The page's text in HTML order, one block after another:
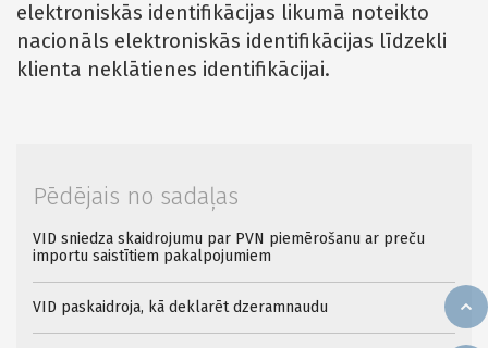
elektroniskās identifikācijas likumā noteikto
nacionāls elektroniskās identifikācijas līdzekli
klienta neklātienes identifikācijai.
Pēdējais no sadaļas
VID sniedza skaidrojumu par PVN piemērošanu ar preču
importu saistītiem pakalpojumiem
VID paskaidroja, kā deklarēt dzeramnaudu